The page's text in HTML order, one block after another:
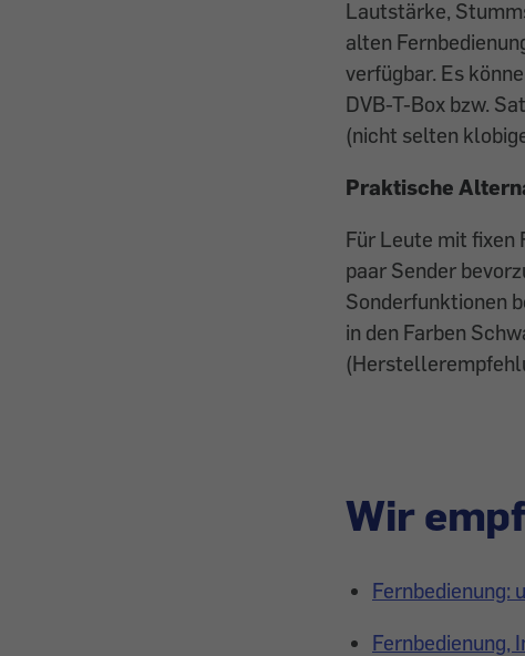
Lautstärke,
alten
verfügbar. Es
DVB-T-Box bzw.
(nicht selten
Praktische
Für Leute mit fixen
paar Sender
Sonderfunktionen
in den Farben
Wir
Fernbedienung:
Fernbedienung,